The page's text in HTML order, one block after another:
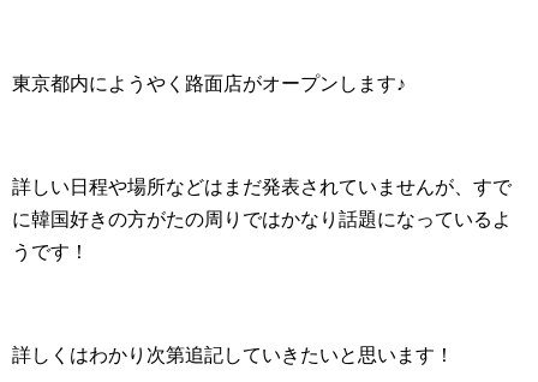
東京都内にようやく路面店がオープンします♪
詳しい日程や場所などはまだ発表されていませんが、すで
に韓国好きの方がたの周りではかなり話題になっているよ
うです！
詳しくはわかり次第追記していきたいと思います！